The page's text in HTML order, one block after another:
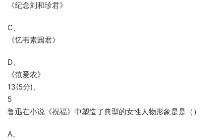
《纪念刘和珍君》
C、
《忆韦素园君》
D、
《范爱农》
13(5分)、
5
鲁迅在小说《祝福》中塑造了典型的女性人物形象是是（）
A、